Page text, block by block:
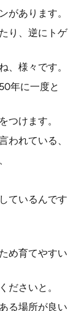
があります。
り、逆にトゲ
、様々です。
年に一度と
つけます。
われている、
ているんです
め育てやすい
ださいと。
る場所が良い